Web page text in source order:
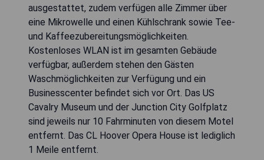
ausgestattet, zudem verfügen alle Zimmer über
eine Mikrowelle und einen Kühlschrank sowie Tee-
und Kaffeezubereitungsmöglichkeiten.
Kostenloses WLAN ist im gesamten Gebäude
verfügbar, außerdem stehen den Gästen
Waschmöglichkeiten zur Verfügung und ein
Businesscenter befindet sich vor Ort. Das US
Cavalry Museum und der Junction City Golfplatz
sind jeweils nur 10 Fahrminuten von diesem Motel
entfernt. Das CL Hoover Opera House ist lediglich
1 Meile entfernt.